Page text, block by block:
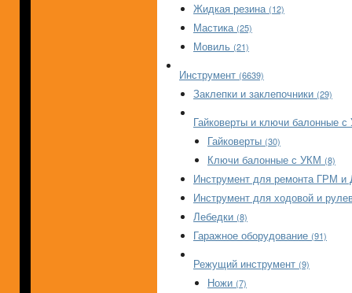
Жидкая резина (12)
Мастика (25)
Мовиль (21)
Инструмент (6639)
Заклепки и заклепочники (29)
Гайковерты и ключи балонные
Гайковерты (30)
Ключи балонные с УКМ (8)
Инструмент для ремонта ГРМ
Инструмент для ходовой и
Лебедки (8)
Гаражное оборудование (91)
Режущий инструмент (9)
Ножи (7)